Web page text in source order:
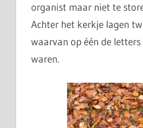
organist maar niet te
Achter het kerkje lagen
waarvan op één de
waren.